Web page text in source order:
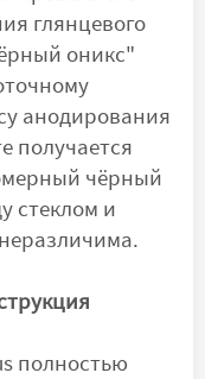
глянцевого
оникс"
анодирования
получается
чёрный
стеклом и
полностью